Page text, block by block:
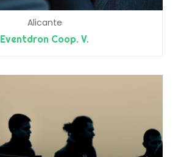
Alicante
Eventdron Coop. V.